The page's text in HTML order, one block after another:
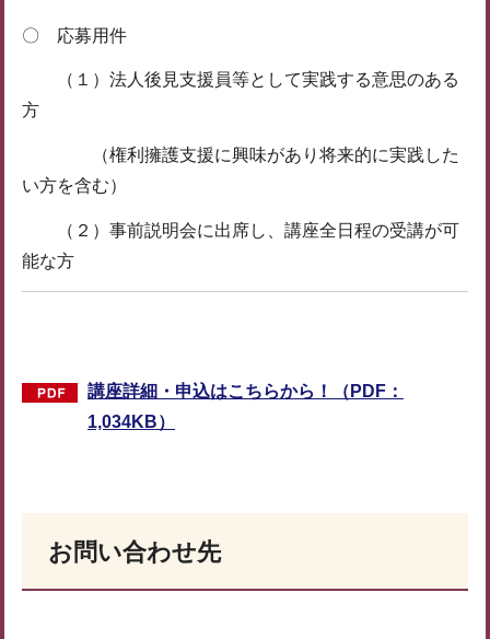
〇 応募用件
（１）法人後見支援員等として実践する意思のある
方
（権利擁護支援に興味があり将来的に実践した
い方を含む）
（２）事前説明会に出席し、講座全日程の受講が可
能な方
講座詳細・申込はこちらから！（PDF：
1,034KB）
お問い合わせ先